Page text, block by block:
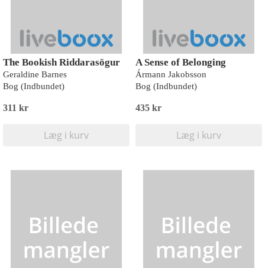
The Bookish Riddarasögur
Geraldine Barnes
Bog (Indbundet)
311 kr
Læg i kurv
A Sense of Belonging
Ármann Jakobsson
Bog (Indbundet)
435 kr
Læg i kurv